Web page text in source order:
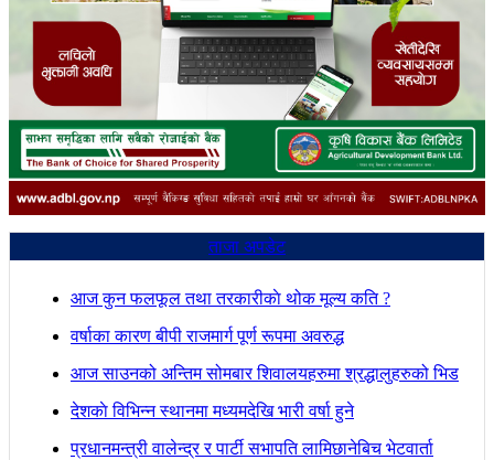
ताजा अपडेट
आज कुन फलफूल तथा तरकारीकाे थोक मूल्य कति ?
वर्षाका कारण बीपी राजमार्ग पूर्ण रूपमा अवरुद्ध
आज साउनको अन्तिम सोमबार शिवालयहरुमा श्रद्धालुहरुको भिड
देशकाे विभिन्न स्थानमा मध्यमदेखि भारी वर्षा हुने
प्रधानमन्त्री वालेन्द्र र पार्टी सभापति लामिछानेबिच भेटवार्ता